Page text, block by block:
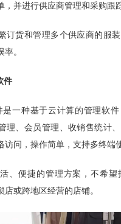
，并进行供应商管理和采购跟
订货和管理多个供应商的服
。
件
是一种基于云计算的管理软
理、会员管理、收销售统计
访问，操作简单，支持多终端
、便捷的管理方案，不希望
店或跨地区经营的店铺。